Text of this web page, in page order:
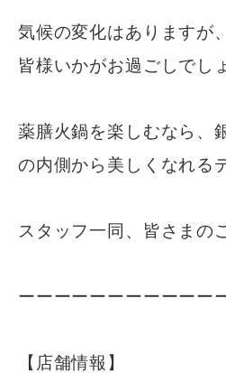
気候の変化はありますが
皆様いかがお過ごしでし
薬膳火鍋を楽しむなら、
の内側から美しくなれる
スタッフ一同、皆さまの
ーーーーーーーーーーー
【店舗情報】